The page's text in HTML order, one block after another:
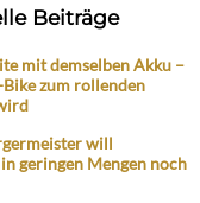
Beiträge
mit demselben Akku –
zum rollenden
will
geringen Mengen noch